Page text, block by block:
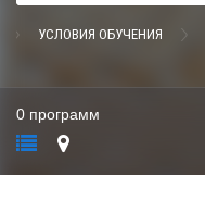
УСЛОВИЯ ОБУЧЕНИЯ
0 программ